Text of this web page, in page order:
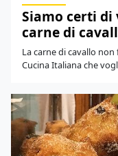
Siamo certi
carne di
La carne di cavallo
Cucina Italiana che